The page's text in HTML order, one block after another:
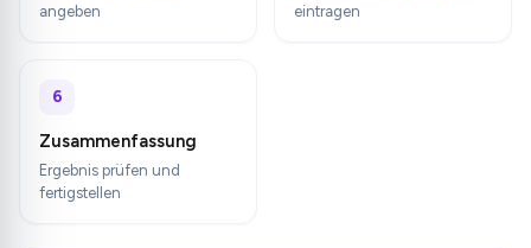
angeben
eintragen
6
Zusammenfassung
Ergebnis prüfen und
fertigstellen